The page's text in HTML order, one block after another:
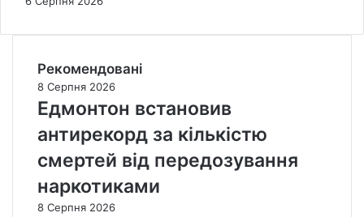
Рекомендовані
8 Серпня 2026
Едмонтон встановив
антирекорд за кількістю
смертей від передозування
наркотиками
8 Серпня 2026